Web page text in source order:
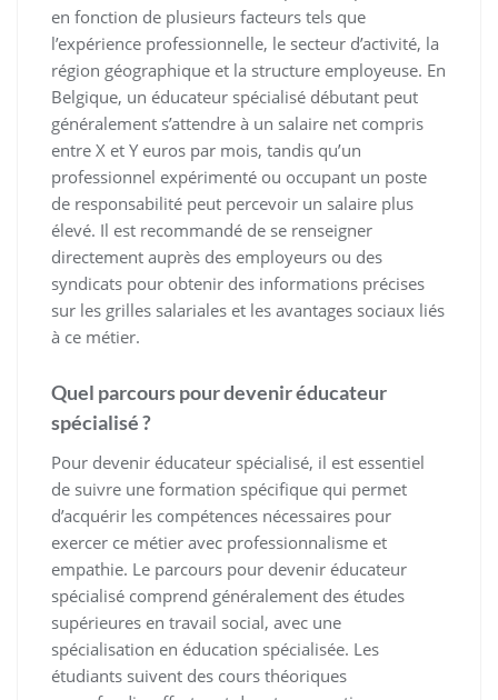
en fonction de plusieurs facteurs tels que
l’expérience professionnelle, le secteur d’activité, la
région géographique et la structure employeuse. En
Belgique, un éducateur spécialisé débutant peut
généralement s’attendre à un salaire net compris
entre X et Y euros par mois, tandis qu’un
professionnel expérimenté ou occupant un poste
de responsabilité peut percevoir un salaire plus
élevé. Il est recommandé de se renseigner
directement auprès des employeurs ou des
syndicats pour obtenir des informations précises
sur les grilles salariales et les avantages sociaux liés
à ce métier.
Quel parcours pour devenir éducateur
spécialisé ?
Pour devenir éducateur spécialisé, il est essentiel
de suivre une formation spécifique qui permet
d’acquérir les compétences nécessaires pour
exercer ce métier avec professionnalisme et
empathie. Le parcours pour devenir éducateur
spécialisé comprend généralement des études
supérieures en travail social, avec une
spécialisation en éducation spécialisée. Les
étudiants suivent des cours théoriques